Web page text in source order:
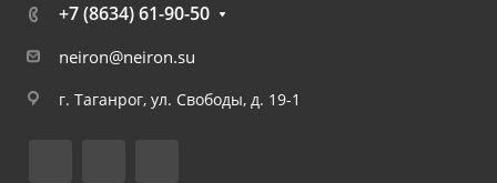
+7 (8634) 61-90-50
neiron@neiron.su
г. Таганрог, ул. Свободы, д. 19-1